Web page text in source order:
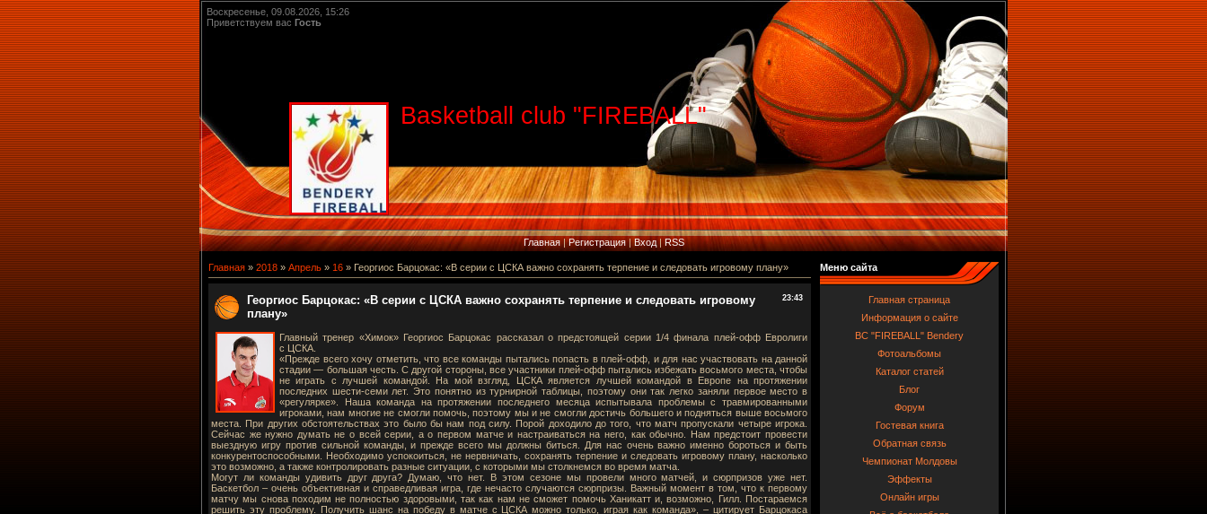
Воскресенье, 09.08.2026, 15:26
Приветствуем вас Гость
Basketball club "FIREBALL"
Главная|Регистрация|Вход|RSS
Главная » 2018 » Апрель » 16 » Георгиос Барцокас: «В серии с ЦСКА важно сохранять терпение и следовать игровому плану»
23:43
Георгиос Барцокас: «В серии с ЦСКА важно сохранять терпение и следовать игровому
плану»
Главный тренер «Химок» Георгиос Барцокас рассказал о предстоящей серии 1/4 финала плей-офф Евролиги
с ЦСКА.
«Прежде всего хочу отметить, что все команды пытались попасть в плей-офф, и для нас участвовать на данной
стадии — большая честь. С другой стороны, все участники плей-офф пытались избежать восьмого места, чтобы
не играть с лучшей командой. На мой взгляд, ЦСКА является лучшей командой в Европе на протяжении
последних шести-семи лет. Это понятно из турнирной таблицы, поэтому они так легко заняли первое место в
«регулярке». Наша команда на протяжении последнего месяца испытывала проблемы с травмированными
игроками, нам многие не смогли помочь, поэтому мы и не смогли достичь большего и подняться выше восьмого
места. При других обстоятельствах это было бы нам под силу. Порой доходило до того, что матч пропускали четыре игрока.
Сейчас же нужно думать не о всей серии, а о первом матче и настраиваться на него, как обычно. Нам предстоит провести
выездную игру против сильной команды, и прежде всего мы должны биться. Для нас очень важно именно бороться и быть
конкурентоспособными. Необходимо успокоиться, не нервничать, сохранять терпение и следовать игровому плану, насколько
это возможно, а также контролировать разные ситуации, с которыми мы столкнемся во время матча.
Могут ли команды удивить друг друга? Думаю, что нет. В этом сезоне мы провели много матчей, и сюрпризов уже нет.
Баскетбол – очень объективная и справедливая игра, где нечасто случаются сюрпризы. Важный момент в том, что к первому
матчу мы снова походим не полностью здоровыми, так как нам не сможет помочь Ханикатт и, возможно, Гилл. Постараемся
решить эту проблему. Получить шанс на победу в матче с ЦСКА можно только, играя как команда», – цитирует Барцокаса
Меню сайта
Главная страница
Информация о сайте
BC "FIREBALL" Bendery
Фотоальбомы
Каталог статей
Блог
Форум
Гостевая книга
Обратная связь
Чемпионат Молдовы
Эффекты
Онлайн игры